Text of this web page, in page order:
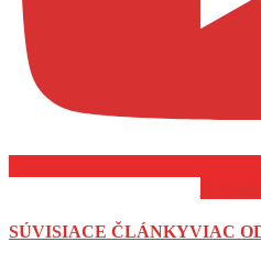
SÚVISIACE ČLÁNKYVIAC